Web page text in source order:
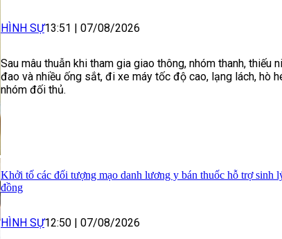
HÌNH SỰ13:51 07/08/2026
Sau mâu thuẫn khi tham gia giao thông, nhóm thanh, thiếu
đao và nhiều ống sắt, đi xe máy tốc độ cao, lạng lách, hò
nhóm đối thủ.
Khởi tố các đối tượng mạo danh lương y bán thuốc hỗ trợ sinh
đồng
HÌNH SỰ12:50 | 07/08/2026